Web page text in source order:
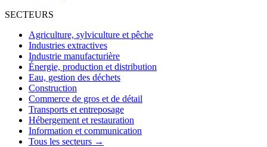
SECTEURS
Agriculture, sylviculture et pêche
Industries extractives
Industrie manufacturière
Énergie, production et distribution
Eau, gestion des déchets
Construction
Commerce de gros et de détail
Transports et entreposage
Hébergement et restauration
Information et communication
Tous les secteurs →